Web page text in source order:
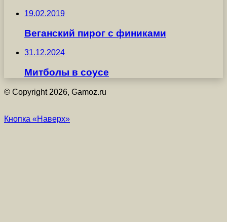
19.02.2019
Веганский пирог с финиками
31.12.2024
Митболы в соусе
© Copyright 2026, Gamoz.ru
Кнопка «Наверх»